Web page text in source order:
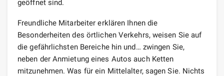
geöffnet sind.
Freundliche Mitarbeiter erklären Ihnen die
Besonderheiten des örtlichen Verkehrs, weisen Sie auf
die gefährlichsten Bereiche hin und… zwingen Sie,
neben der Anmietung eines Autos auch Ketten
mitzunehmen. Was für ein Mittelalter, sagen Sie. Nichts